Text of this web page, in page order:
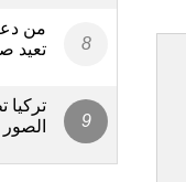
من
تعيد
تركيا